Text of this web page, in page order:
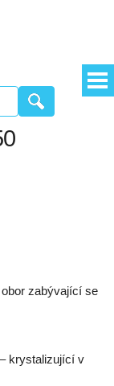
zabývající se
krystalizující v